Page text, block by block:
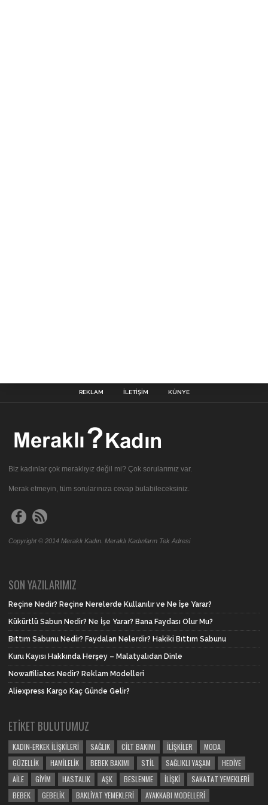
REKLAM İLETIŞIM KÜNYE
Biz kadınlar çok meraklıyız değil mi? Çok sorularımız var.
Merak etmeyin, tüm sorularınıza cevap bulabileceksiniz.
Copyright © 2014 Meraklı Kadın. Meraklı Kadınların Tek Adresi
SON YAZILARIMIZ
Reçine Nedir? Reçine Nerelerde Kullanılır ve Ne İşe Yarar?
Kükürtlü Sabun Nedir? Ne İşe Yarar? Bana Faydası Olur Mu?
Bıttım Sabunu Nedir? Faydaları Nelerdir? Hakiki Bıttım Sabunu
Kuru Kayısı Hakkında Herşey – Malatyalıdan Dinle
Nowaffiliates Nedir? Reklam Modelleri
Aliexpress Kargo Kaç Günde Gelir?
ETIKET BULUTUMUZ
KADIN-ERKEK İLIŞKILERI SAĞLIK CILT BAKIMI İLIŞKILER
MODA
GÜZELLIK
HAMILELIK BEBEK BAKIMI STIL SAĞLIKLI YAŞAM
HEDIYE
AILE
GIYIM HASTALIK AŞK BESLENME İLIŞKI
SAKATAT YEMEKLERI
BEBEK
GEBELIK BAKLIYAT YEMEKLERI AYAKKABI MODELLERI